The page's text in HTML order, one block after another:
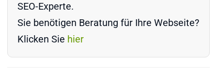
SEO-Experte.
Sie benötigen Beratung für Ihre Webseite?
Klicken Sie hier